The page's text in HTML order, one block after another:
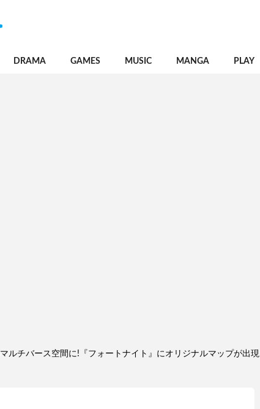
DRAMA GAMES MUSIC MANGA PLAY
ルチバース空間に!『フォートナイト』にオリジナルマップが出現